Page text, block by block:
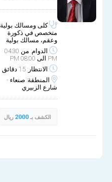
كلى ومسالك بولية
متخصص في ذكورة
وعقم، مسالك بولية
الدوام: من 04:30
PM الى 08:00 PM
الانتظار: 15 دقائق
المنطقة: صنعاء -
شارع الزبيري
الكشف بـ2000 ريال
الثلاثاء
9-29
مساء
الأربعاء
مساء